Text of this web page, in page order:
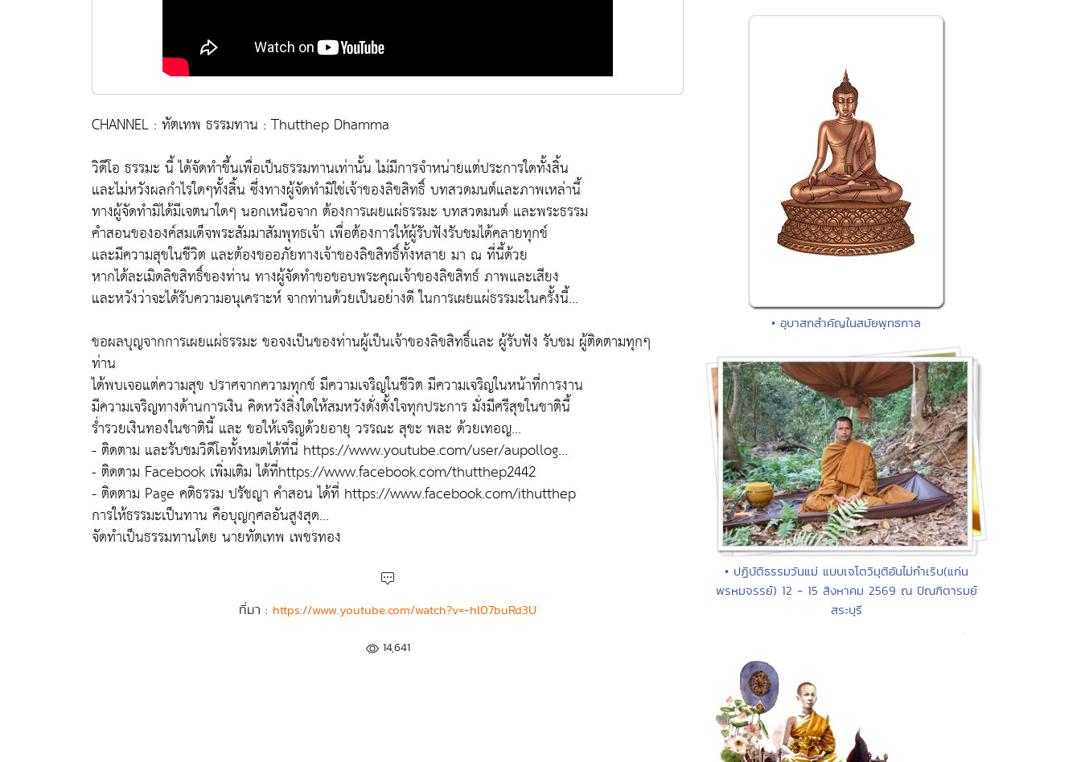
CHANNEL : ทัตเทพ ธรรมทาน : Thutthep Dhamma
วิดีโอ ธรรมะ นี้ ได้จัดทำขึ้นเพื่อเป็นธรรมทานเท่านั้น ไม่มีการจำหน่ายแต่ประการใดทั้งสิ้น
และไม่หวังผลกำไรใดๆทั้งสิ้น ซึ่งทางผู้จัดทำมิใช่เจ้าของลิขสิทธิ์ บทสวดมนต์และภาพเหล่านี้
ทางผู้จัดทำมิได้มีเจตนาใดๆ นอกเหนือจาก ต้องการเผยแผ่ธรรมะ บทสวดมนต์ และพระธรรม
คำสอนขององค์สมเด็จพระสัมมาสัมพุทธเจ้า เพื่อต้องการให้ผู้รับฟังรับชมได้คลายทุกข์
และมีความสุขในชีวิต และต้องขออภัยทางเจ้าของลิขสิทธิ์ทั้งหลาย มา ณ ที่นี้ด้วย
หากได้ละเมิดลิขสิทธิ์ของท่าน ทางผู้จัดทำขอขอบพระคุณเจ้าของลิขสิทธ์ ภาพและเสียง
และหวังว่าจะได้รับความอนุเคราะห์ จากท่านด้วยเป็นอย่างดี ในการเผยแผ่ธรรมะในครั้งนี้...
ขอผลบุญจากการเผยแผ่ธรรมะ ขอจงเป็นของท่านผู้เป็นเจ้าของลิขสิทธิ์และ ผู้รับฟัง รับชม ผู้ติดตามทุกๆ
ท่าน
ได้พบเจอแต่ความสุข ปราศจากความทุกข์ มีความเจริญในชีวิต มีความเจริญในหน้าที่การงาน
มีความเจริญทางด้านการเงิน คิดหวังสิ่งใดให้สมหวังดั่งตั้งใจทุกประการ มั่งมีศรีสุขในชาตินี้
ร่ำรวยเงินทองในชาตินี้ และ ขอให้เจริญด้วยอายุ วรรณะ สุขะ พละ ด้วยเทอญ...
- ติดตาม และรับชมวิดีโอทั้งหมดได้ที่นี่ https://www.youtube.com/user/aupollog...
- ติดตาม Facebook เพิ่มเติม ได้ที่https://www.facebook.com/thutthep2442
- ติดตาม Page คติธรรม ปรัชญา คำสอน ได้ที่ https://www.facebook.com/ithutthep
การให้ธรรมะเป็นทาน คือบุญกุศลอันสูงสุด...
จัดทำเป็นธรรมทานโดย นายทัตเทพ เพชรทอง
ที่มา : https://www.youtube.com/watch?v=-hl07buRd3U
14,641
• อุบาสกสำคัญในสมัยพุทธกาล
• ปฏิบัติธรรมวันแม่ แบบเจโตวิมุติอันไม่กำเริบ(แก่น
พรหมจรรย์) 12 - 15 สิงหาคม 2569 ณ ปัณฑิตารมย์
สระบุรี